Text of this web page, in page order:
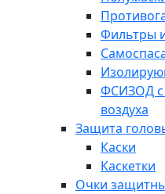
Фильтры
ФСИЗОД с
воздуха
Защита
Каски
Каскетки
Очки